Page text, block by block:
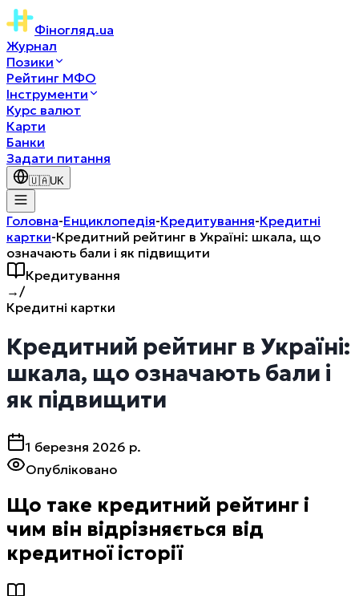
Фіногляд.ua
Журнал
Позики
Рейтинг МФО
Інструменти
Курс валют
Карти
Банки
Задати питання
🇺🇦UK
Головна-Енциклопедія-Кредитування-Кредитні
картки-Кредитний рейтинг в Україні: шкала, що
означають бали і як підвищити
Кредитування
→/
Кредитні картки
Кредитний рейтинг в Україні:
шкала, що означають бали і
як підвищити
1 березня 2026 р.
Опубліковано
Що таке кредитний рейтинг і
чим він відрізняється від
кредитної історії